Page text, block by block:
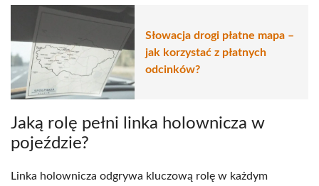
Słowacja drogi płatne mapa –
jak korzystać z płatnych
odcinków?
Jaką rolę pełni linka holownicza w
pojeździe?
Linka holownicza odgrywa kluczową rolę w każdym